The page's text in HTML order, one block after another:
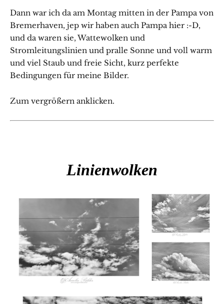
Dann war ich da am Montag mitten in der Pampa von
Bremerhaven, jep wir haben auch Pampa hier :-D,
und da waren sie, Wattewolken und
Stromleitungslinien und pralle Sonne und voll warm
und viel Staub und freie Sicht, kurz perfekte
Bedingungen für meine Bilder.
Zum vergrößern anklicken.
Linienwolken